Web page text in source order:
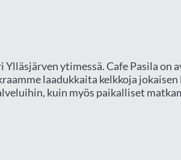
ytimessä. Cafe Pasila on
laadukkaita kelkkoja
kuin myös paikalliset